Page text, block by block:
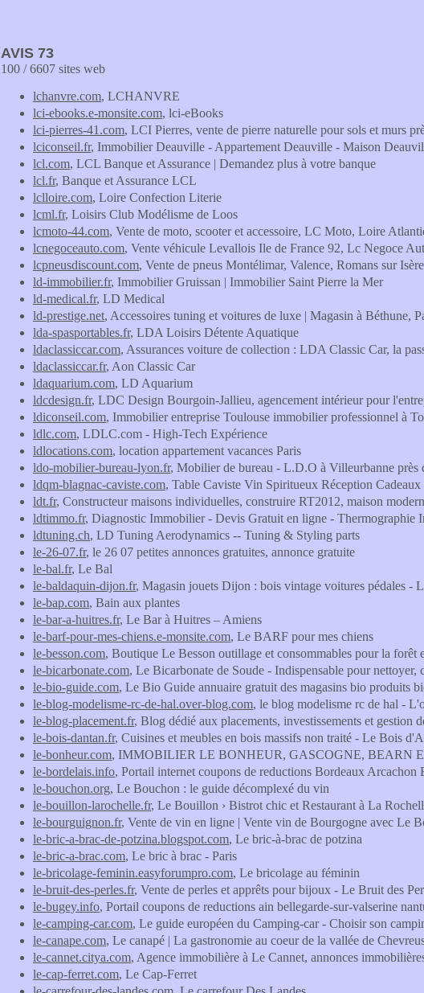
AVIS 73
100 / 6607 sites web
lchanvre.com, LCHANVRE
lci-ebooks.e-monsite.com, lci-eBooks
lci-pierres-41.com, LCI Pierres, vente de pierre naturelle pour sols et murs
lciconseil.fr, Immobilier Deauville - Appartement Deauville - Maison
lcl.com, LCL Banque et Assurance | Demandez plus à votre banque
lcl.fr, Banque et Assurance LCL
lclloire.com, Loire Confection Literie
lcml.fr, Loisirs Club Modélisme de Loos
lcmoto-44.com, Vente de moto, scooter et accessoire, LC Moto, Loire
lcnegoceauto.com, Vente véhicule Levallois Ile de France 92, Lc Negoce
lcpneusdiscount.com, Vente de pneus Montélimar, Valence, Romans sur
ld-immobilier.fr, Immobilier Gruissan | Immobilier Saint Pierre la Mer
ld-medical.fr, LD Medical
ld-prestige.net, Accessoires tuning et voitures de luxe | Magasin à Béthune,
lda-spasportables.fr, LDA Loisirs Détente Aquatique
ldaclassiccar.com, Assurances voiture de collection : LDA Classic Car, la
ldaclassiccar.fr, Aon Classic Car
ldaquarium.com, LD Aquarium
ldcdesign.fr, LDC Design Bourgoin-Jallieu, agencement intérieur pour
ldiconseil.com, Immobilier entreprise Toulouse immobilier professionnel à
ldlc.com, LDLC.com - High-Tech Expérience
ldlocations.com, location appartement vacances Paris
ldo-mobilier-bureau-lyon.fr, Mobilier de bureau - L.D.O à Villeurbanne près
ldqm-blagnac-caviste.com, Table Caviste Vin Spiritueux Réception
ldt.fr, Constructeur maisons individuelles, construire RT2012, maison
ldtimmo.fr, Diagnostic Immobilier - Devis Gratuit en ligne - Thermographie
ldtuning.ch, LD Tuning Aerodynamics -- Tuning & Styling parts
le-26-07.fr, le 26 07 petites annonces gratuites, annonce gratuite
le-bal.fr, Le Bal
le-baldaquin-dijon.fr, Magasin jouets Dijon : bois vintage voitures pédales -
le-bap.com, Bain aux plantes
le-bar-a-huitres.fr, Le Bar à Huitres – Amiens
le-barf-pour-mes-chiens.e-monsite.com, Le BARF pour mes chiens
le-besson.com, Boutique Le Besson outillage et consommables pour la forêt
le-bicarbonate.com, Le Bicarbonate de Soude - Indispensable pour nettoyer,
le-bio-guide.com, Le Bio Guide annuaire gratuit des magasins bio produits
le-blog-modelisme-rc-de-hal.over-blog.com, le blog modelisme rc de hal -
le-blog-placement.fr, Blog dédié aux placements, investissements et gestion
le-bois-dantan.fr, Cuisines et meubles en bois massifs non traité - Le Bois
le-bonheur.com, IMMOBILIER LE BONHEUR, GASCOGNE, BEARN
le-bordelais.info, Portail internet coupons de reductions Bordeaux
le-bouchon.org, Le Bouchon : le guide décomplexé du vin
le-bouillon-larochelle.fr, Le Bouillon › Bistrot chic et Restaurant à La
le-bourguignon.fr, Vente de vin en ligne | Vente vin de Bourgogne avec Le
le-bric-a-brac-de-potzina.blogspot.com, Le bric-à-brac de potzina
le-bric-a-brac.com, Le bric à brac - Paris
le-bricolage-feminin.easyforumpro.com, Le bricolage au féminin
le-bruit-des-perles.fr, Vente de perles et apprêts pour bijoux - Le Bruit des
le-bugey.info, Portail coupons de reductions ain bellegarde-sur-valserine
le-camping-car.com, Le guide européen du Camping-car - Choisir son
le-canape.com, Le canapé | La gastronomie au coeur de la vallée de
le-cannet.citya.com, Agence immobilière à Le Cannet, annonces
le-cap-ferret.com, Le Cap-Ferret